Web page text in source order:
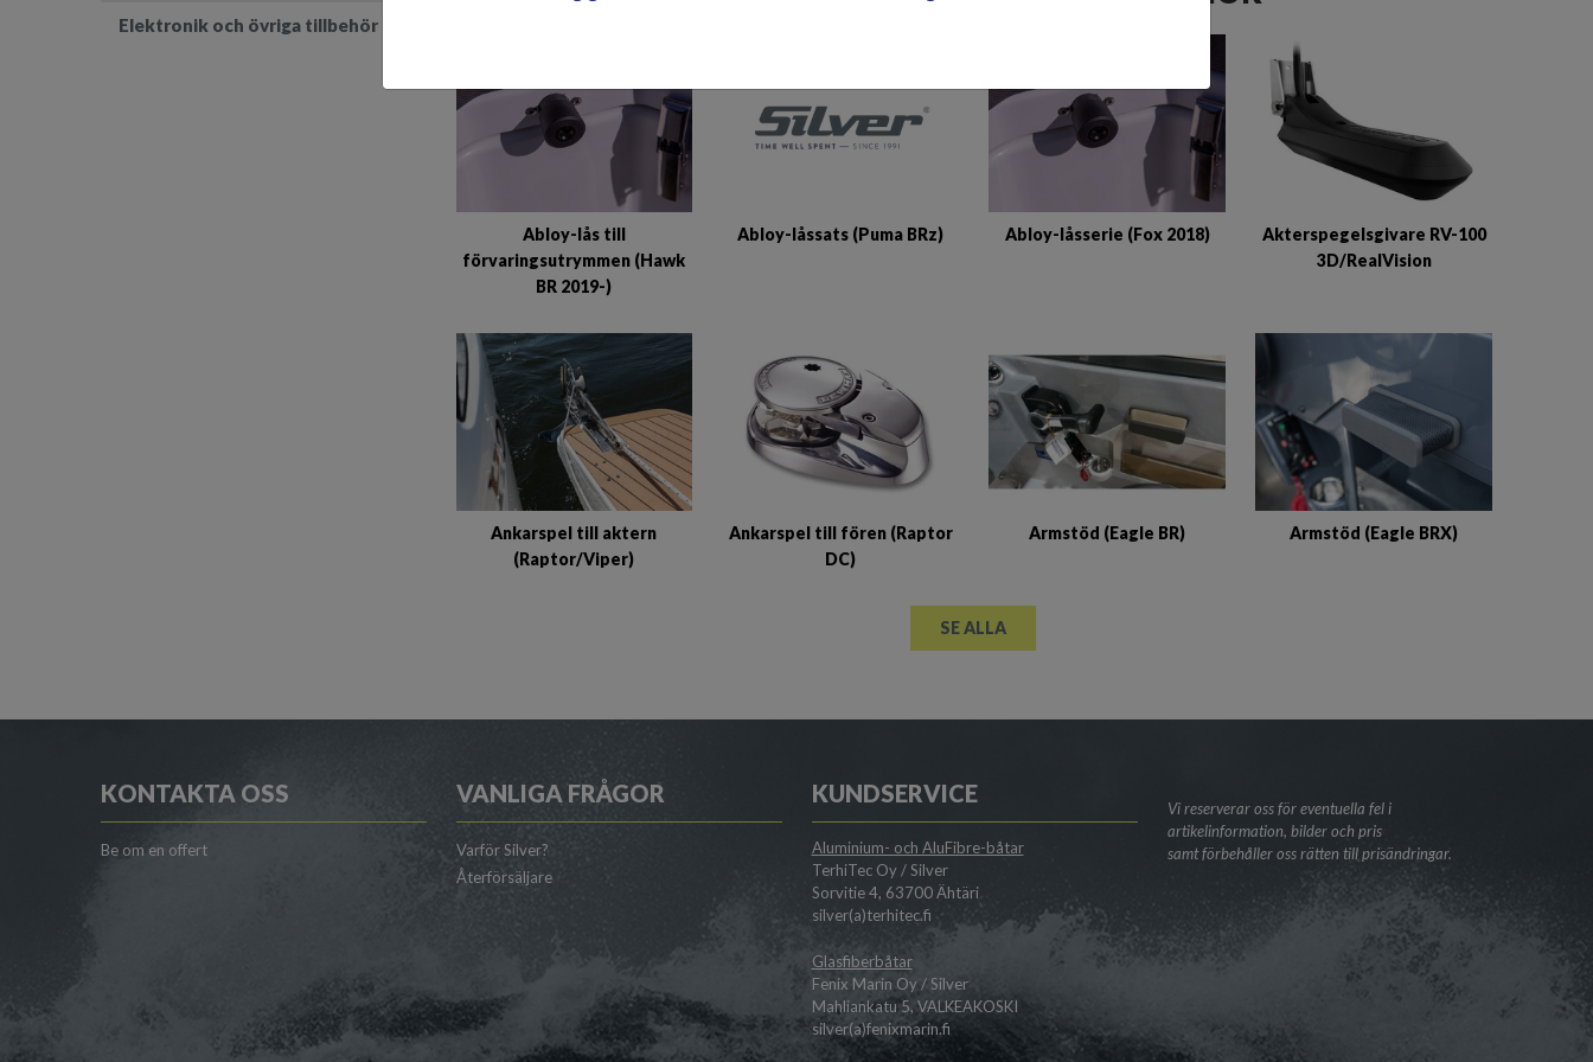
Abloy-lås till
förvaringsutrymmen (Hawk
BR 2019-)
Abloy-låssats (Puma BRz) Abloy-låsserie (Fox 2018)
Akterspegelsgivare RV-100
3D/RealVision
Ankarspel till aktern
(Raptor/Viper)
Ankarspel till fören (Raptor
DC)
Armstöd (Eagle BR) Armstöd (Eagle BRX)
SE ALLA
Elektronik och övriga tillbehör
KONTAKTA OSS
Be om en offert
VANLIGA FRÅGOR
Varför Silver?
Återförsäljare
KUNDSERVICE
Aluminium- och AluFibre-båtar
TerhiTec Oy / Silver
Sorvitie 4, 63700 Ähtäri
silver(a)terhitec.fi
Glasfiberbåtar
Fenix Marin Oy / Silver
Mahliankatu 5, VALKEAKOSKI
silver(a)fenixmarin.fi
Vi reserverar oss för eventuella fel i
artikelinformation, bilder och pris
samt förbehåller oss rätten till prisändringar.